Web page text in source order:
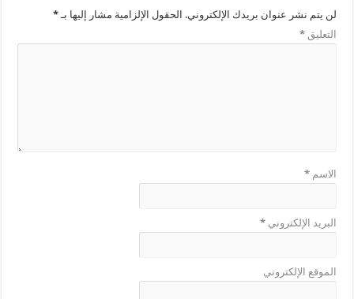
لن يتم نشر عنوان بريدك الإلكتروني. الحقول الإلزامية مشار إليها بـ*
التعليق*
الاسم*
البريد الإلكتروني*
الموقع الإلكتروني